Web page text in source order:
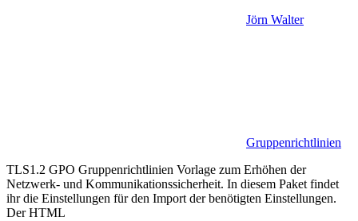
Jörn Walter
Gruppenrichtlinien
TLS1.2 GPO Gruppenrichtlinien Vorlage zum Erhöhen der
Netzwerk- und Kommunikationssicherheit. In diesem Paket findet
ihr die Einstellungen für den Import der benötigten Einstellungen.
Der HTML